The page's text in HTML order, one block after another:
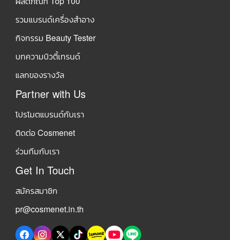
รวมแบรนด์เครื่องสำอาง
กิจกรรม Beauty Tester
บทความบิวตี้เทรนด์
แลกของรางวัล
Partner with Us
โปรโมตแบรนด์กับเรา
ติดต่อ Cosmenet
ร่วมทีมกับเรา
Get In Touch
สมัครสมาชิก
pr@cosmenet.in.th